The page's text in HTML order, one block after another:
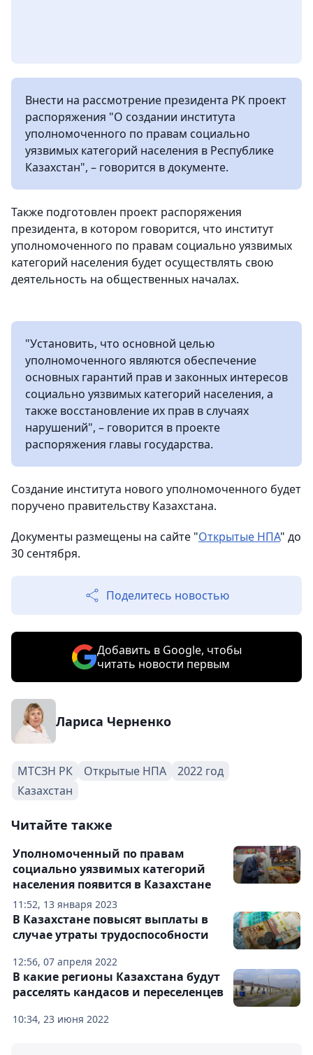
Внести на рассмотрение президента РК проект
распоряжения "О создании института
уполномоченного по правам социально
уязвимых категорий населения в Республике
Казахстан", – говорится в документе.
Также подготовлен проект распоряжения
президента, в котором говорится, что институт
уполномоченного по правам социально уязвимых
категорий населения будет осуществлять свою
деятельность на общественных началах.
"Установить, что основной целью
уполномоченного являются обеспечение
основных гарантий прав и законных интересов
социально уязвимых категорий населения, а
также восстановление их прав в случаях
нарушений", – говорится в проекте
распоряжения главы государства.
Создание института нового уполномоченного будет
поручено правительству Казахстана.
Документы размещены на сайте "Открытые НПА" до
30 сентября.
Поделитесь новостью
Добавить в Google, чтобы
читать новости первым
Лариса Черненко
МТСЗН РК Открытые НПА
2022 год
Казахстан
Читайте также
11:52, 13 января 2023
Уполномоченный по правам
социально уязвимых категорий
населения появится в Казахстане
12:56, 07 апреля 2022
В Казахстане повысят выплаты в
случае утраты трудоспособности
10:34, 23 июня 2022
В какие регионы Казахстана будут
расселять кандасов и переселенцев